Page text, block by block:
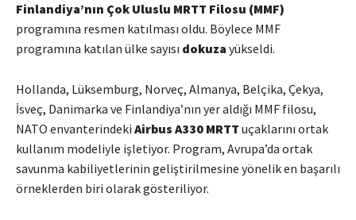
Finlandiya’nın Çok Uluslu MRTT Filosu (MMF)
programına resmen katılması oldu. Böylece MMF
programına katılan ülke sayısı dokuza yükseldi.
Hollanda, Lüksemburg, Norveç, Almanya, Belçika, Çekya,
İsveç, Danimarka ve Finlandiya’nın yer aldığı MMF filosu,
NATO envanterindeki Airbus A330 MRTT uçaklarını ortak
kullanım modeliyle işletiyor. Program, Avrupa’da ortak
savunma kabiliyetlerinin geliştirilmesine yönelik en başarılı
örneklerden biri olarak gösteriliyor.